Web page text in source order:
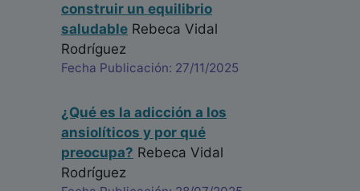
construir un equilibrio
saludable Rebeca Vidal
Rodríguez
Fecha Publicación: 27/11/2025
¿Qué es la adicción a los
ansiolíticos y por qué
preocupa? Rebeca Vidal
Rodríguez